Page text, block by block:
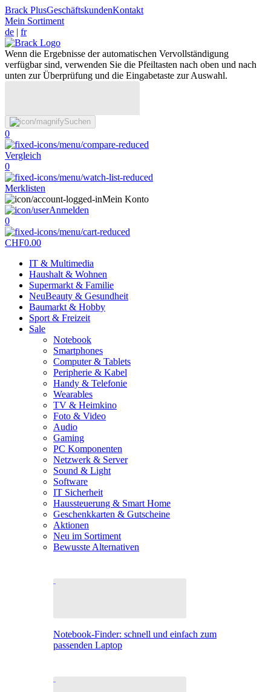
Brack PlusGeschäftskundenKontakt
Mein Sortiment
de | fr
Wenn die Ergebnisse der automatischen Vervollständigung
verfügbar sind, verwenden Sie die Pfeiltasten nach oben und nach
unten zur Überprüfung und die Eingabetaste zur Auswahl.
Suchen
0
Vergleich
0
Merklisten
Mein Konto
Anmelden
0
CHF0.00
IT & Multimedia
Haushalt & Wohnen
Supermarkt & Familie
NeuBeauty & Gesundheit
Baumarkt & Hobby
Sport & Freizeit
Sale
Notebook
Smartphones
Computer & Tablets
Peripherie & Kabel
Handy & Telefonie
Wearables
TV & Heimkino
Foto & Video
Audio
Gaming
PC Komponenten
Netzwerk & Server
Sound & Light
Software
IT Sicherheit
Haussteuerung & Smart Home
Geschenkkarten & Gutscheine
Aktionen
Neu im Sortiment
Bewusste Alternativen
Notebook-Finder: schnell und einfach zum
passenden Laptop